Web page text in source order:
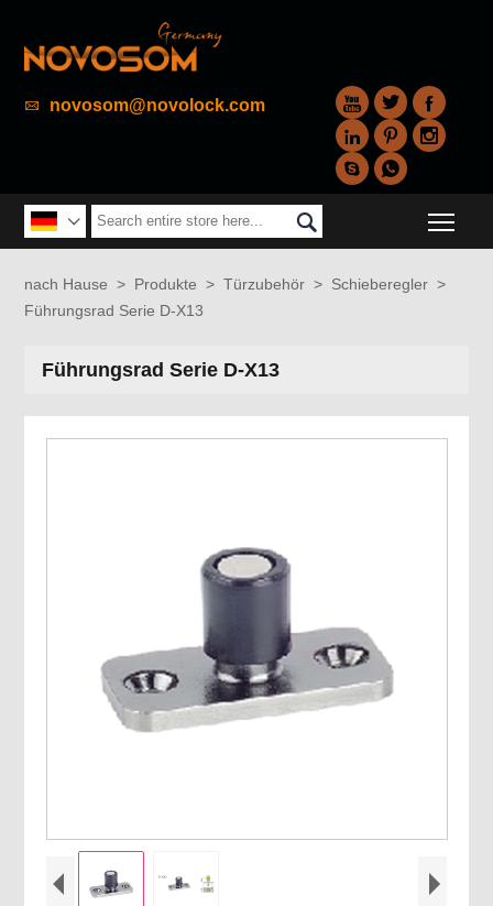
 novosom@novolock.com  






 
nach Hause > Produkte > Türzubehör > Schieberegler >
Führungsrad Serie D-X13
Führungsrad Serie D-X13